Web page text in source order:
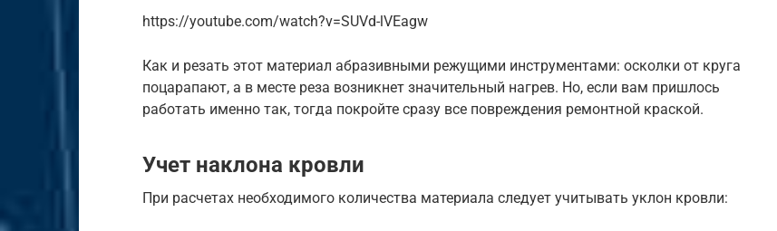
https://youtube.com/watch?v=SUVd-lVEagw
Как и резать этот материал абразивными режущими инструментами: осколки от круга
поцарапают, а в месте реза возникнет значительный нагрев. Но, если вам пришлось
работать именно так, тогда покройте сразу все повреждения ремонтной краской.
Учет наклона кровли
При расчетах необходимого количества материала следует учитывать уклон кровли: